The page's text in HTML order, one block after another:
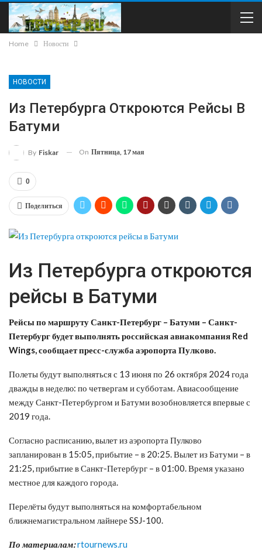
Home Новости
НОВОСТИ
Из Петербурга Откроются Рейсы В
Батуми
By Fiskar On Пятница, 17 мая
0
Поделиться
Из Петербурга откроются
рейсы в Батуми
Рейсы по маршруту Санкт-Петербург – Батуми – Санкт-
Петербург будет выполнять российская авиакомпания Red
Wings, сообщает пресс-служба аэропорта Пулково.
Полеты будут выполняться с 13 июня по 26 октября 2024 года
дважды в неделю: по четвергам и субботам. Авиасообщение
между Санкт-Петербургом и Батуми возобновляется впервые с
2019 года.
Согласно расписанию, вылет из аэропорта Пулково
запланирован в 15:05, прибытие – в 20:25. Вылет из Батуми – в
21:25, прибытие в Санкт-Петербург – в 01:00. Время указано
местное для каждого города.
Перелёты будут выполняться на комфортабельном
ближнемагистральном лайнере SSJ-100.
По материалам:rtournews.ru